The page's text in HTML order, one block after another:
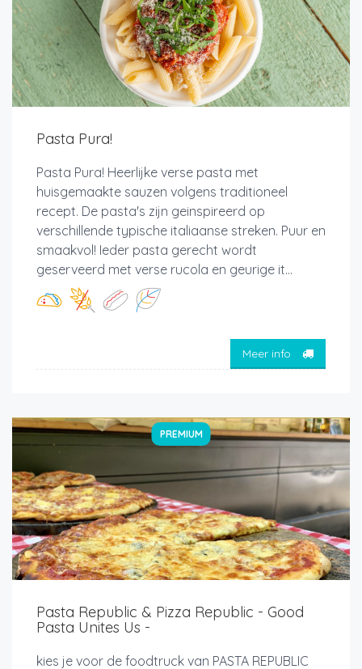
Pasta Pura!
Pasta Pura! Heerlijke verse pasta met
huisgemaakte sauzen volgens traditioneel
recept. De pasta's zijn geinspireerd op
verschillende typische italiaanse streken. Puur en
smaakvol! Ieder pasta gerecht wordt
geserveerd met verse rucola en geurige it...
Meer info
PREMIUM
Pasta Republic & Pizza Republic - Good
Pasta Unites Us -
kies je voor de foodtruck van PASTA REPUBLIC